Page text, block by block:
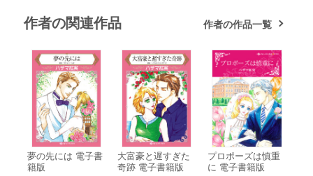
作者の関連作品 作者の作品一覧
夢の先には 電子書
籍版
大富豪と遅すぎた
奇跡 電子書籍版
プロポーズは慎重
に 電子書籍版